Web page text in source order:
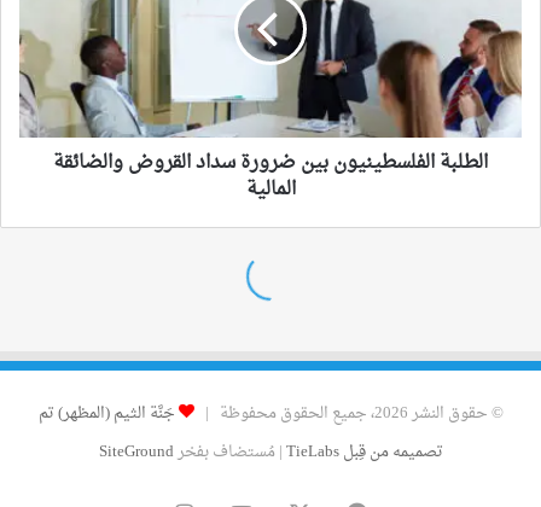
© حقوق النشر 2026، جميع الحقوق محفوظة |
جَنَّة الثيم (المظهر) تم
تصميمه من قِبل TieLabs
| مُستضاف بفخرSiteGround